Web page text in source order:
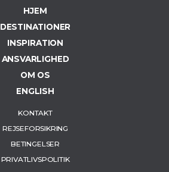
HJEM
DESTINATIONER
INSPIRATION
ANSVARLIGHED
OM OS
ENGLISH
KONTAKT
REJSEFORSIKRING
BETINGELSER
PRIVATLIVSPOLITIK